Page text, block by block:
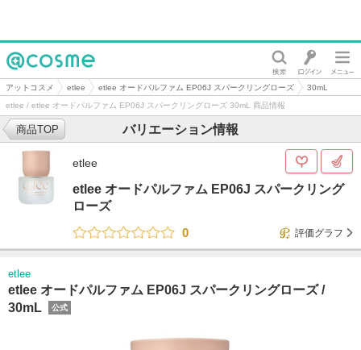
@cosme
アットコスメ etlee etlee オードパルファム EP06J スパークリングローズ
30mL
etlee / etlee オードパルファム EP06J スパークリングローズ 30mL 商品情報
バリエーション情報
商品TOP
etlee
etlee オードパルファム EP06J スパークリング
ローズ
0
評価グラフ
etlee
etlee オードパルファム EP06J スパークリングローズ /
30mL
公式